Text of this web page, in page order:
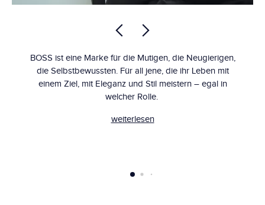
BOSS ist eine Marke für die Mutigen, die Neugierigen,
die Selbstbewussten. Für all jene, die ihr Leben mit
einem Ziel, mit Eleganz und Stil meistern – egal in
welcher Rolle.
weiterlesen